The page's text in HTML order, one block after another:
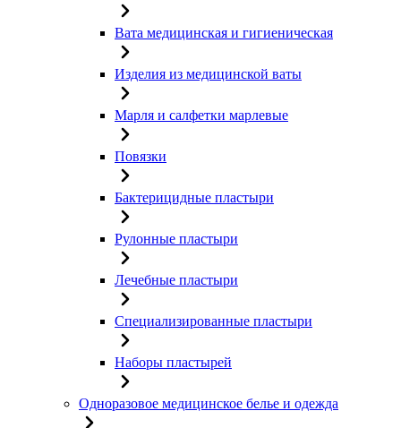
Вата медицинская и гигиеническая
Изделия из медицинской ваты
Марля и салфетки марлевые
Повязки
Бактерицидные пластыри
Рулонные пластыри
Лечебные пластыри
Специализированные пластыри
Наборы пластырей
Одноразовое медицинское белье и одежда